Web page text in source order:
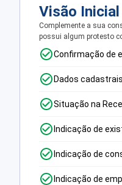
Visão Inicial
Complemente a sua
possui algum protesto
Confirmação de
Dados
Situação na
Indicação de
Indicação de
Indicação de